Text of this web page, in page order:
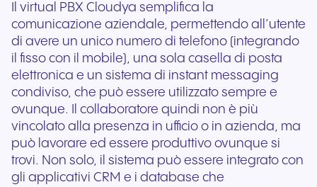
Il virtual PBX Cloudya semplifica la
comunicazione aziendale, permettendo all’utente
di avere un unico numero di telefono (integrando
il fisso con il mobile), una sola casella di posta
elettronica e un sistema di instant messaging
condiviso, che può essere utilizzato sempre e
ovunque. Il collaboratore quindi non è più
vincolato alla presenza in ufficio o in azienda, ma
può lavorare ed essere produttivo ovunque si
trovi. Non solo, il sistema può essere integrato con
gli applicativi CRM e i database che